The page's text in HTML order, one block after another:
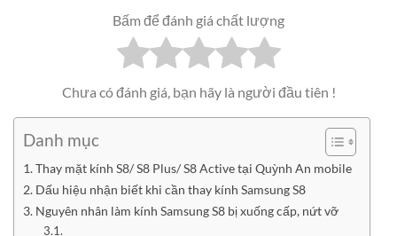
Bấm để đánh giá chất lượng
Chưa có đánh giá, bạn hãy là người đầu tiên !
Danh mục
Thay mặt kính S8/ S8 Plus/ S8 Active tại Quỳnh An mobile
Dấu hiệu nhận biết khi cần thay kính Samsung S8
Nguyên nhân làm kính Samsung S8 bị xuống cấp, nứt vỡ